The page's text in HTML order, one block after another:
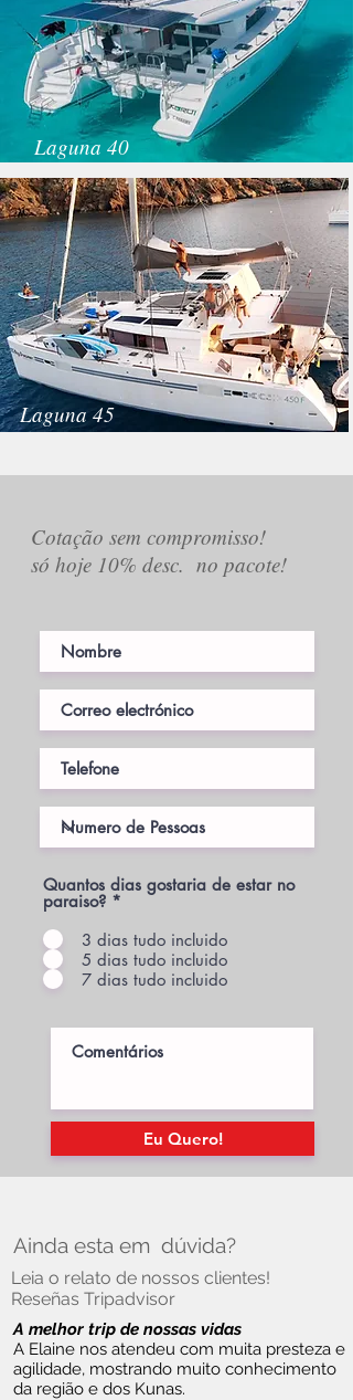
Laguna 40
Laguna 45
Cotação sem compromisso!
só hoje 10% desc. no pacote!
Quantos dias gostaria de estar no
paraiso? *
3 dias tudo incluido
5 dias tudo incluido
7 dias tudo incluido
Eu Quero!
Ainda esta em dúvida?
Leia o relato de nossos clientes!
Reseñas Tripadvisor
A melhor trip de nossas vidas
A Elaine nos atendeu com muita presteza e
agilidade, mostrando muito conhecimento
da região e dos Kunas.